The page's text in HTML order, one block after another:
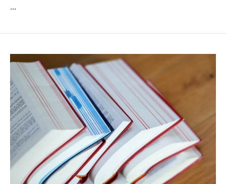
...